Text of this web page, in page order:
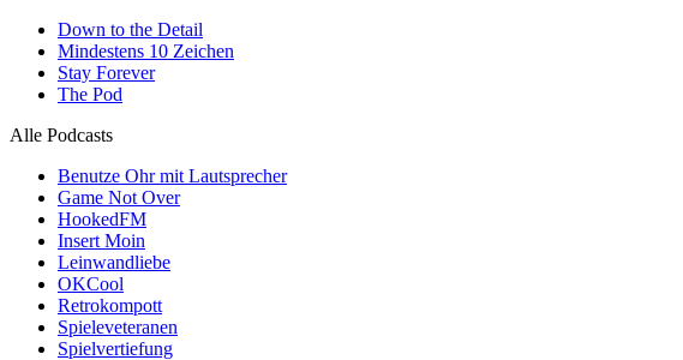
Down to the Detail
Mindestens 10 Zeichen
Stay Forever
The Pod
Alle Podcasts
Benutze Ohr mit Lautsprecher
Game Not Over
HookedFM
Insert Moin
Leinwandliebe
OKCool
Retrokompott
Spieleveteranen
Spielvertiefung